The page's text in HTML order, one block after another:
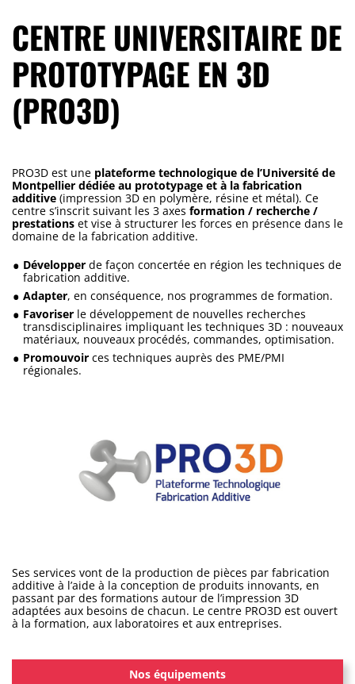
CENTRE UNIVERSITAIRE DE
PROTOTYPAGE EN 3D
(PRO3D)
PRO3D est une plateforme technologique de l’Université de
Montpellier dédiée au prototypage et à la fabrication
additive (impression 3D en polymère, résine et métal). Ce
centre s’inscrit suivant les 3 axes formation / recherche /
prestations et vise à structurer les forces en présence dans le
domaine de la fabrication additive.
Développer de façon concertée en région les techniques de
fabrication additive.
Adapter, en conséquence, nos programmes de formation.
Favoriser le développement de nouvelles recherches
transdisciplinaires impliquant les techniques 3D : nouveaux
matériaux, nouveaux procédés, commandes, optimisation.
Promouvoir ces techniques auprès des PME/PMI
régionales.
Ses services vont de la production de pièces par fabrication
additive à l’aide à la conception de produits innovants, en
passant par des formations autour de l’impression 3D
adaptées aux besoins de chacun. Le centre PRO3D est ouvert
à la formation, aux laboratoires et aux entreprises.
Nos équipements